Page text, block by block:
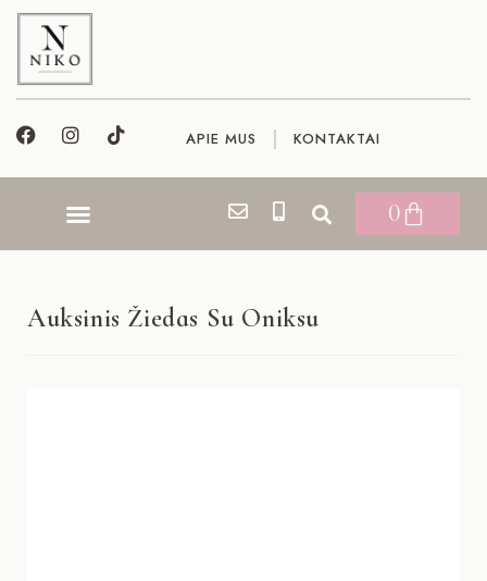
APIE MUS KONTAKTAI
0
Auksinis Žiedas Su Oniksu